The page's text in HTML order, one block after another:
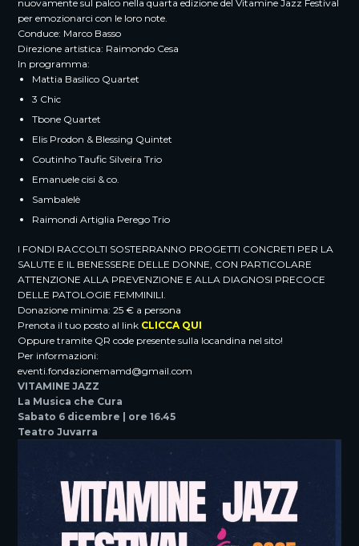
nuovamente sul palco nella quarta edizione del Vitamine Jazz Festival
per emozionarci con le loro note.
Conduce: Marco Basso
Direzione artistica: Raimondo Cesa
In programma:
Mattia Basilico Quartet
3 Chic
Tbone Quartet
Elis Prodon & Blessing Quintet
Coutinho Taufic Silveira Trio
Emanuele cisi & co.
Sambalelè
Raimondi Artiglia Perego Trio
I FONDI RACCOLTI SOSTERRANNO PROGETTI CONCRETI PER LA
SALUTE E IL BENESSERE DELLE DONNE, CON PARTICOLARE
ATTENZIONE ALLA PREVENZIONE E ALLA DIAGNOSI PRECOCE
DELLE PATOLOGIE FEMMINILI.
Donazione minima: 25 € a persona
Prenota il tuo posto al link CLICCA QUI
Oppure tramite QR code presente sulla locandina nel sito!
Per informazioni:
eventi.fondazionemamd@gmail.com
VITAMINE JAZZ
La Musica che Cura
Sabato 6 dicembre | ore 16.45
Teatro Juvarra